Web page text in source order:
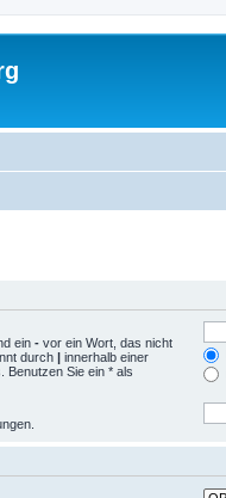
ein - vor ein Wort, das nicht
durch | innerhalb einer
Benutzen Sie ein * als